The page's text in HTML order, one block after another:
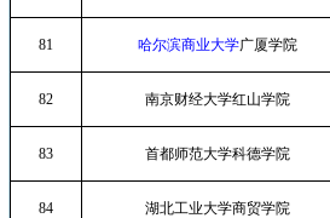
81 哈尔滨商业大学广厦学院
82 南京财经大学红山学院
83 首都师范大学科德学院
84 湖北工业大学商贸学院